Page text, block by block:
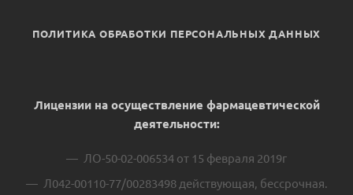
ПОЛИТИКА ОБРАБОТКИ ПЕРСОНАЛЬНЫХ ДАННЫХ
Лицензии на осуществление фармацевтической
деятельности:
ЛО-50-02-006534 от 15 февраля 2019г
Л042-00110-77/00283498 действующая, бессрочная.